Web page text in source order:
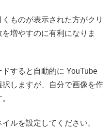
ものが表示された方がクリ
増やすのに有利になりま
すると自動的に YouTube
しますが、自分で画像を作
ルを設定してください。